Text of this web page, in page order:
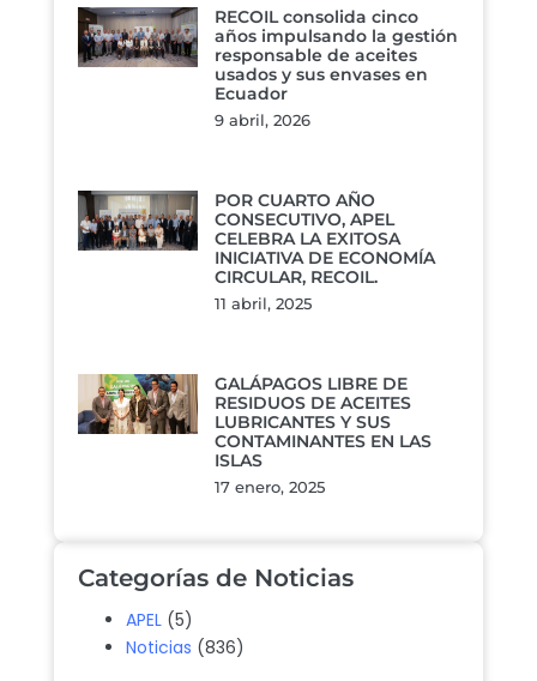
RECOIL consolida cinco
años impulsando la gestión
responsable de aceites
usados y sus envases en
Ecuador
9 abril, 2026
POR CUARTO AÑO
CONSECUTIVO, APEL
CELEBRA LA EXITOSA
INICIATIVA DE ECONOMÍA
CIRCULAR, RECOIL.
11 abril, 2025
GALÁPAGOS LIBRE DE
RESIDUOS DE ACEITES
LUBRICANTES Y SUS
CONTAMINANTES EN LAS
ISLAS
17 enero, 2025
Categorías de Noticias
APEL (5)
Noticias (836)